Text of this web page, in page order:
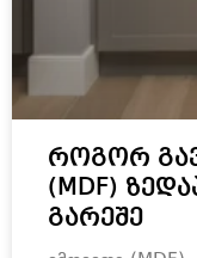
როგორ
(MDF)
გარეშე